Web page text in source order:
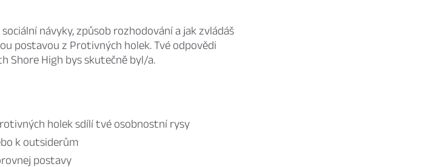
návyky, způsob rozhodování a jak zvládáš
postavou z Protivných holek. Tvé odpovědi
Shore High bys skutečně byl/a.
holek sdílí tvé osobnostní rysy
k outsiderům
postavy